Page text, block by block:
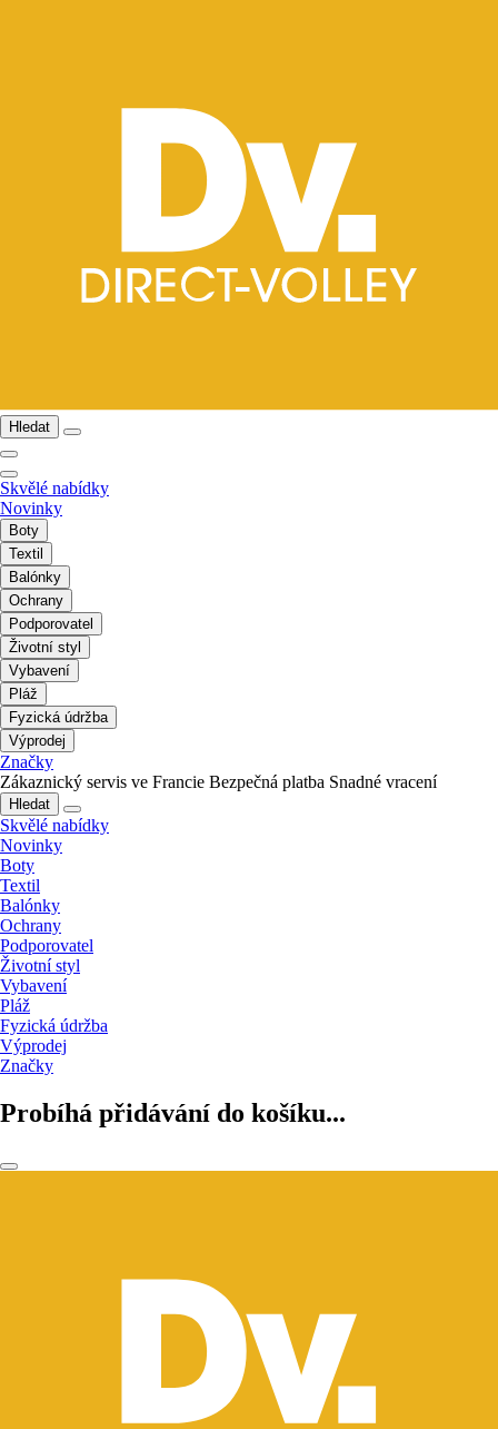
Hledat
Skvělé nabídky
Novinky
Boty
Textil
Balónky
Ochrany
Podporovatel
Životní styl
Vybavení
Pláž
Fyzická údržba
Výprodej
Značky
Zákaznický servis ve Francie Bezpečná platba Snadné vracení
Hledat
Skvělé nabídky
Novinky
Boty
Textil
Balónky
Ochrany
Podporovatel
Životní styl
Vybavení
Pláž
Fyzická údržba
Výprodej
Značky
Probíhá přidávání do košíku...